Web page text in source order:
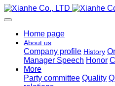
Home page
About us
Company profile History
Manager Speech Honor
More
Party committee Quality